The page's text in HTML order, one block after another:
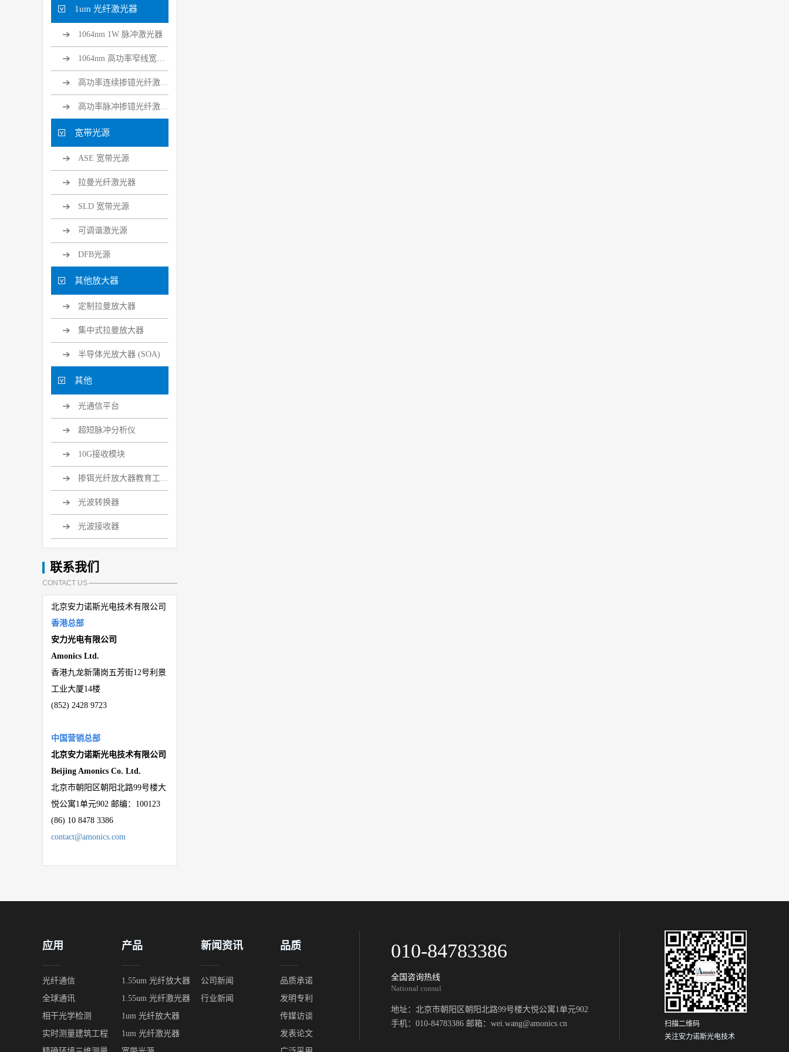
1um 光纤激光器
1064nm 1W 脉冲激光器
1064nm 高功率窄线宽光纤激光器
高功率连续掺镱光纤激光器
高功率脉冲掺镱光纤激光器
宽带光源
ASE 宽带光源
拉曼光纤激光器
SLD 宽带光源
可调谐激光源
DFB光源
其他放大器
定制拉曼放大器
集中式拉曼放大器
半导体光放大器 (SOA)
其他
光通信平台
超短脉冲分析仪
10G接收模块
掺铒光纤放大器教育工具套装
光波转换器
光波接收器
联系我们
CONTACT US
北京安力诺斯光电技术有限公司
香港总部
安力光电有限公司
Amonics Ltd.
香港九龙新蒲岗五芳街12号利景
工业大厦14楼
(852) 2428 9723
中国营销总部
北京安力诺斯光电技术有限公司
Beijing Amonics Co. Ltd.
北京市朝阳区朝阳北路99号楼大
悦公寓1单元902 邮编： 100123
(86) 10 8478 3386
contact@amonics.com
应用
光纤通信
全球通讯
相干光学检测
实时测量建筑工程
产品
1.55um 光纤放大器
1.55um 光纤激光器
1um 光纤放大器
1um 光纤激光器
新闻资讯
公司新闻
行业新闻
品质
品质承诺
发明专利
传媒访谈
发表论文
010-84783386
全国咨询热线
National consul
地址：北京市朝阳区朝阳北路99号楼大悦公寓1单元902
手机：010-84783386 邮箱：wei.wang@amonics.cn
扫描二维码
关注安力诺斯光电技术